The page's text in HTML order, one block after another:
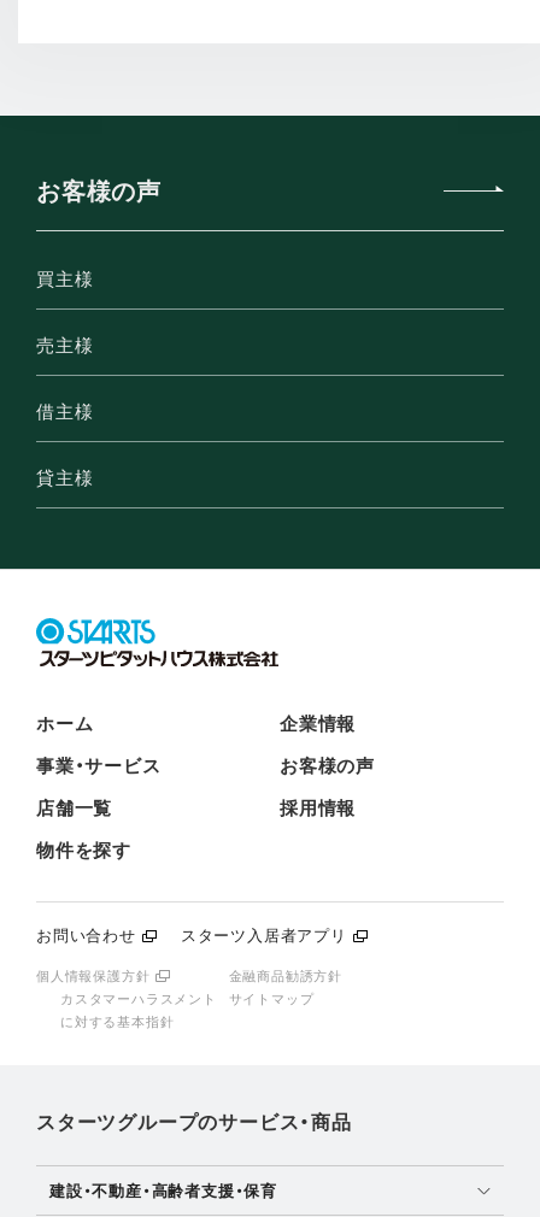
お客様の声
買主様
売主様
借主様
貸主様
ホーム 企業情報
事業・サービス お客様の声
店舗一覧 採用情報
物件を探す
お問い合わせ スターツ入居者アプリ
個人情報保護方針
金融商品勧誘方針
カスタマーハラスメント
に対する基本指針
サイトマップ
スターツグループのサービス・商品
建設・不動産・高齢者支援・保育